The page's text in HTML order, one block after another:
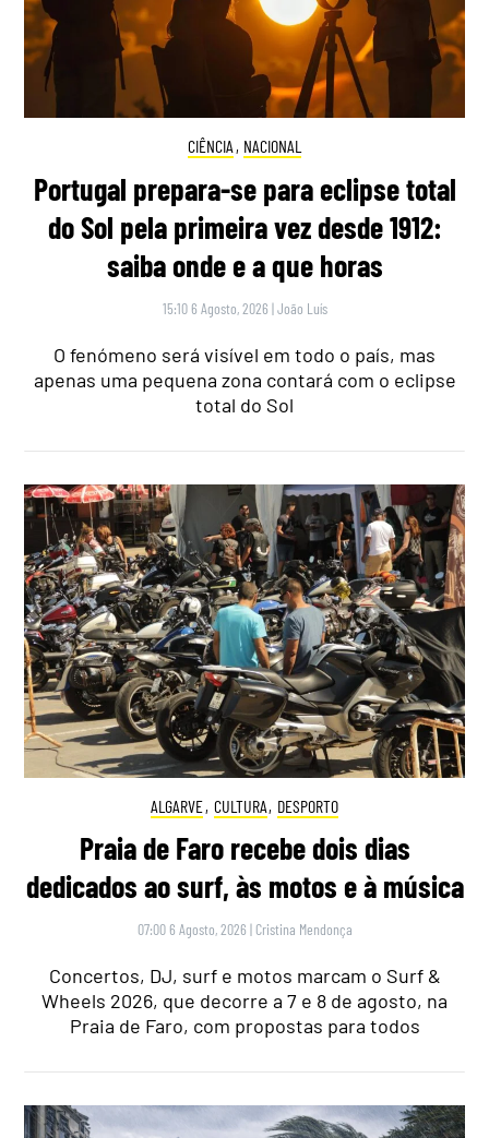
CIÊNCIA , NACIONAL
Portugal prepara-se para eclipse total
do Sol pela primeira vez desde 1912:
saiba onde e a que horas
15:10 6 Agosto, 2026 |João Luís
O fenómeno será visível em todo o país, mas
apenas uma pequena zona contará com o eclipse
total do Sol
ALGARVE, CULTURA, DESPORTO
Praia de Faro recebe dois dias
dedicados ao surf, às motos e à música
07:00 6 Agosto, 2026 | Cristina Mendonça
Concertos, DJ, surf e motos marcam o Surf &
Wheels 2026, que decorre a 7 e 8 de agosto, na
Praia de Faro, com propostas para todos